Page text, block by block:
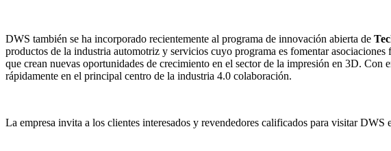
DWS también se ha incorporado recientemente al programa de innovación abierta de
productos de la industria automotriz y servicios cuyo programa es fomentar
que crean nuevas oportunidades de crecimiento en el sector de la impresión en 3D.
rápidamente en el principal centro de la industria 4.0 colaboración.
La empresa invita a los clientes interesados y revendedores calificados para visitar